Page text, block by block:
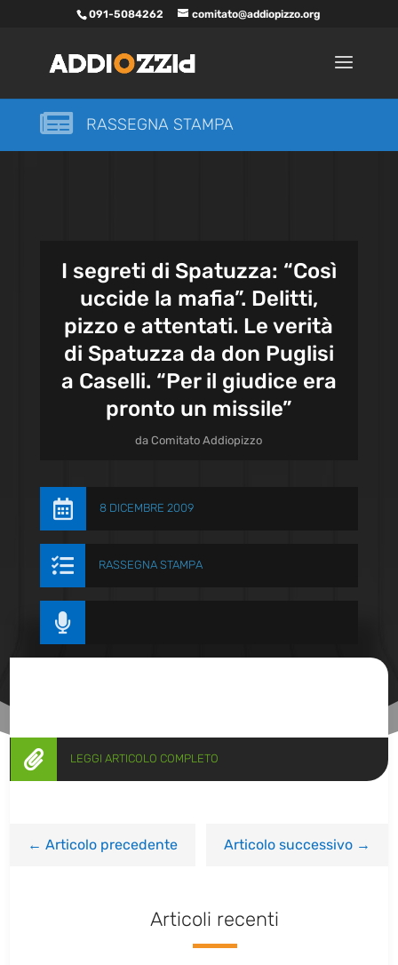
091-5084262 comitato@addiopizzo.org
 RASSEGNA STAMPA
I segreti di Spatuzza: “Così
uccide la mafia”. Delitti,
pizzo e attentati. Le verità
di Spatuzza da don Puglisi
a Caselli. “Per il giudice era
pronto un missile”
daComitato Addiopizzo
 8 DICEMBRE 2009
 RASSEGNA STAMPA

 LEGGI ARTICOLO COMPLETO
←Articolo precedente Articolo successivo→
Articoli recenti